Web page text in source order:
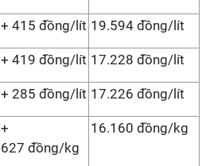
+ 415 đồng/lít 19.594 đồng/lít
+ 419 đồng/lít 17.228 đồng/lít
+ 285 đồng/lít 17.226 đồng/lít
+
627 đồng/kg
16.160 đồng/kg